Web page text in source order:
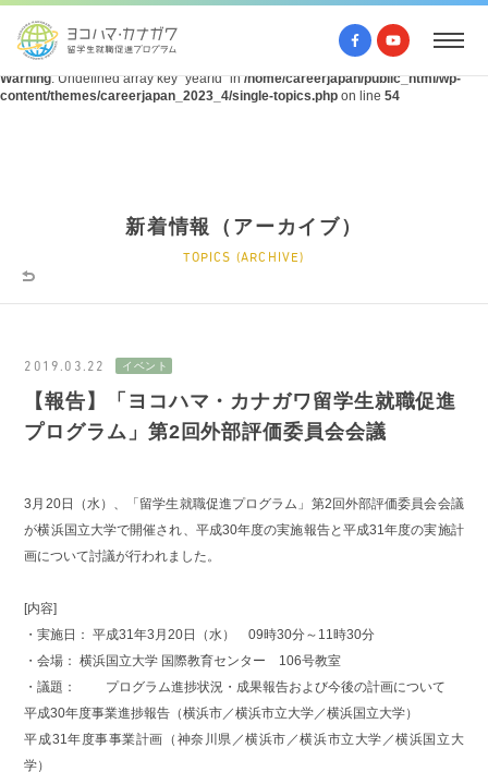
Warning: Undefined array key "query" in
/home/careerjapan/public_html/wp-
content/themes/careerjapan_2023_4/single-topics.php on line 53
Warning: Undefined array key "yearId" in/home/careerjapan/public_html/wp-
content/themes/careerjapan_2023_4/single-topics.php on line 54
新着情報（アーカイブ）
TOPICS (ARCHIVE)
2019.03.22
【報告】「ヨコハマ・カナガワ留学生就職促進
プログラム」第2回外部評価委員会会議
3月20日（水）、「留学生就職促進プログラム」第2回外部評価委員会会議
が横浜国立大学で開催され、平成30年度の実施報告と平成31年度の実施計
画について討議が行われました。
[内容]
・実施日： 平成31年3月20日（水） 09時30分～11時30分
・会場： 横浜国立大学 国際教育センター 106号教室
・議題： プログラム進捗状況・成果報告および今後の計画について
平成30年度事業進捗報告（横浜市／横浜市立大学／横浜国立大学）
平成31年度事事業計画（神奈川県／横浜市／横浜市立大学／横浜国立大
学）